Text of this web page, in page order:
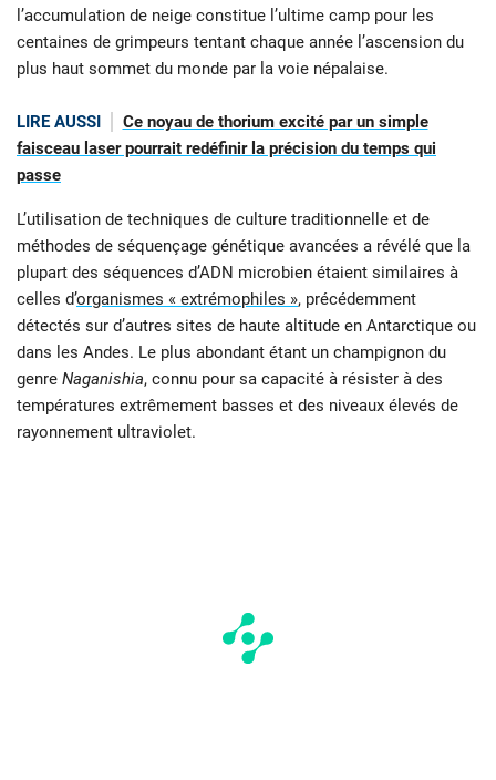
l’accumulation de neige constitue l’ultime camp pour les
centaines de grimpeurs tentant chaque année l’ascension du
plus haut sommet du monde par la voie népalaise.
LIRE AUSSI
Ce noyau de thorium excité par un simple
faisceau laser pourrait redéfinir la précision du temps qui
passe
L’utilisation de techniques de culture traditionnelle et de
méthodes de séquençage génétique avancées a révélé que la
plupart des séquences d’ADN microbien étaient similaires à
celles d’organismes « extrémophiles », précédemment
détectés sur d’autres sites de haute altitude en Antarctique ou
dans les Andes. Le plus abondant étant un champignon du
genre Naganishia, connu pour sa capacité à résister à des
températures extrêmement basses et des niveaux élevés de
rayonnement ultraviolet.